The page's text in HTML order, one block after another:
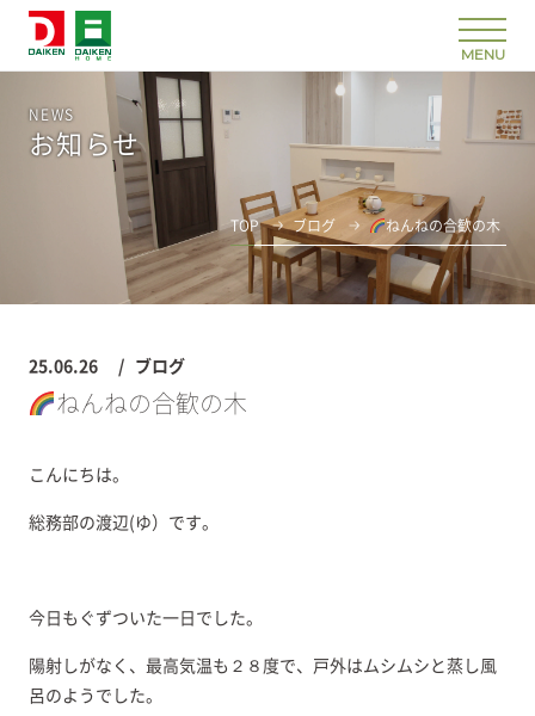
NEWS
お知らせ
TOP ブログ ねんねの合歓の木
25.06.26 ブログ
ねんねの合歓の木
こんにちは。
総務部の渡辺(ゆ）です。
今日もぐずついた一日でした。
陽射しがなく、最高気温も２８度で、戸外はムシムシと蒸し風
呂のようでした。